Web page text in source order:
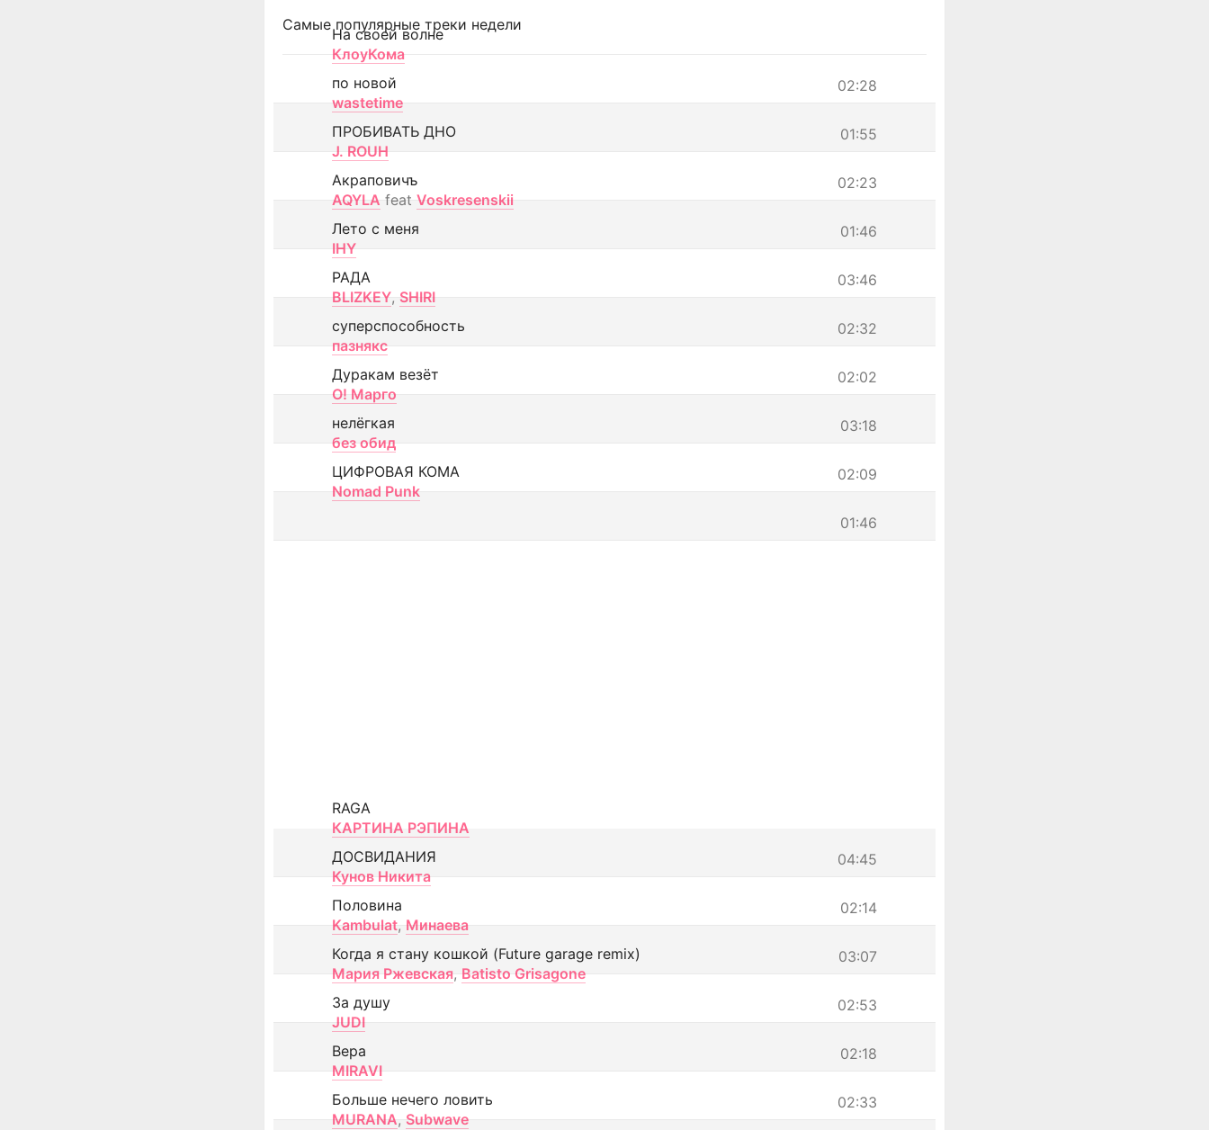
Самые популярные треки недели
На своей волне
КлоуКома
02:28
по новой
wastetime
01:55
ПРОБИВАТЬ ДНО
J. ROUH
02:23
Акраповичъ
AQYLA feat Voskresenskii
01:46
Лето с меня
IHY
03:46
РАДА
BLIZKEY, SHIRI
02:32
суперспособность
пазнякс
02:02
Дуракам везёт
О! Марго
03:18
нелёгкая
без обид
02:09
ЦИФРОВАЯ КОМА
Nomad Punk
01:46
RAGA
КАРТИНА РЭПИНА
04:45
ДОСВИДАНИЯ
Кунов Никита
02:14
Половина
Kambulat, Минаева
03:07
Когда я стану кошкой (Future garage remix)
Мария Ржевская, Batisto Grisagone
02:53
За душу
JUDI
02:18
Вера
MIRAVI
02:33
Больше нечего ловить
MURANA, Subwave